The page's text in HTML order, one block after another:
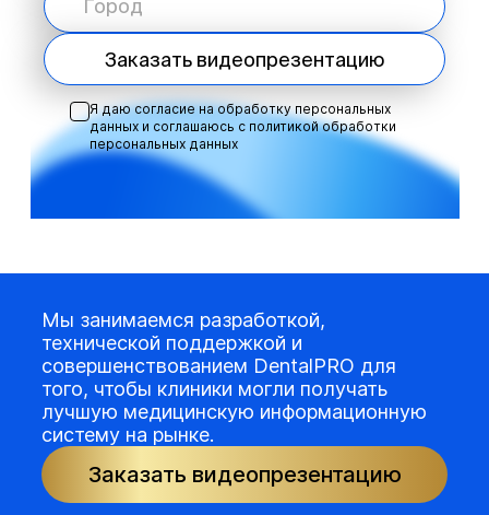
Заказать видеопрезентацию
Я даю согласие на обработку персональных
данных и соглашаюсь с политикой обработки
персональных данных
Мы занимаемся разработкой,
технической поддержкой и
совершенствованием DentalPRO для
того, чтобы клиники могли получать
лучшую медицинскую информационную
систему на рынке.
Заказать видеопрезентацию